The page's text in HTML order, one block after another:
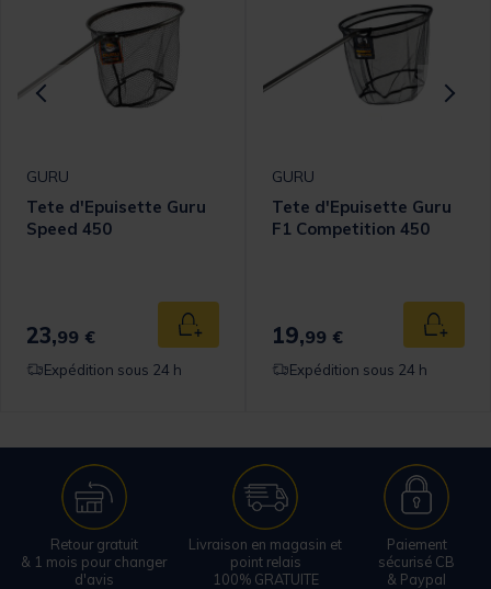
panier
GURU
Tete d'Epuisette Guru
Speed 450
23,99 € Ajouter au panier
Expédition sous 24 h
GURU
Tete d'Epuisette Guru
F1 Competition 450
19,99 €
Expédition sous 24 h
Retour gratuit
& 1 mois pour changer
d'avis
Livraison en magasin et
point relais
100% GRATUITE
Paiement
sécurisé CB
& Paypal